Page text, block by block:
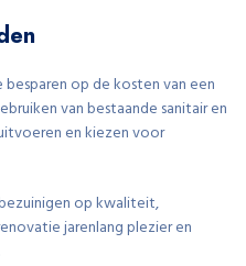
op de kosten van een
van bestaande sanitair en
en kiezen voor
op kwaliteit,
jarenlang plezier en